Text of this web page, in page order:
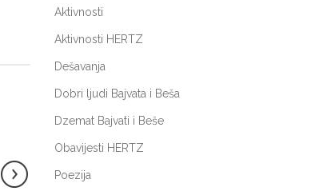
Aktivnosti
Aktivnosti HERTZ
Dešavanja
Dobri ljudi Bajvata i Beša
Dzemat Bajvati i Beše
Obavijesti HERTZ
Poezija